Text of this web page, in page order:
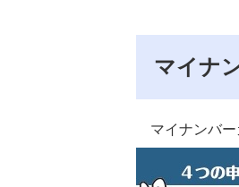
マイナ
マイナンバー